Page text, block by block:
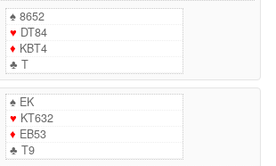
♠8652
♥ DT84
♦ KBT4
♣ T
♠EK
♥ KT632
♦ EB53
♣ T9